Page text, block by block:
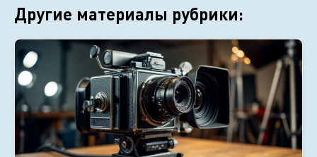
Другие материалы рубрики: